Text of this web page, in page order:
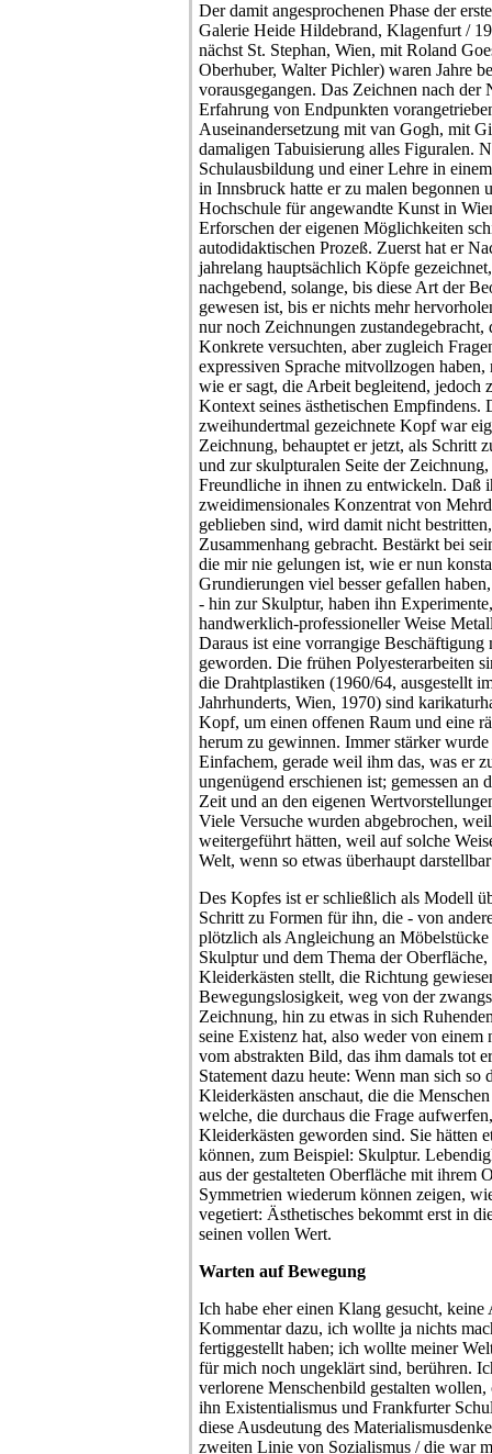
Der damit angesprochenen Phase der
Galerie Heide Hildebrand, Klagenfurt /
nächst St. Stephan, Wien, mit Roland
Oberhuber, Walter Pichler) waren Jahre
vorausgegangen. Das Zeichnen nach der
Erfahrung von Endpunkten
Auseinandersetzung mit van Gogh, mit
damaligen Tabuisierung alles Figuralen.
Schulausbildung und einer Lehre in
in Innsbruck hatte er zu malen begonnen
Hochschule für angewandte Kunst in
Erforschen der eigenen Möglichkeiten
autodidaktischen Prozeß. Zuerst hat er
jahrelang hauptsächlich Köpfe
nachgebend, solange, bis diese Art der
gewesen ist, bis er nichts mehr
nur noch Zeichnungen
Konkrete versuchten, aber zugleich
expressiven Sprache mitvollzogen
wie er sagt, die Arbeit begleitend, jedoch
Kontext seines ästhetischen Empfindens.
zweihundertmal gezeichnete Kopf war
Zeichnung, behauptet er jetzt, als Schritt
und zur skulpturalen Seite der Zeichnung,
Freundliche in ihnen zu entwickeln. Daß
zweidimensionales Konzentrat von
geblieben sind, wird damit nicht
Zusammenhang gebracht. Bestärkt bei
die mir nie gelungen ist, wie er nun
Grundierungen viel besser gefallen
- hin zur Skulptur, haben ihn
handwerklich-professioneller Weise
Daraus ist eine vorrangige Beschäftigung
geworden. Die frühen Polyesterarbeiten
die Drahtplastiken (1960/64, ausgestellt
Jahrhunderts, Wien, 1970) sind
Kopf, um einen offenen Raum und eine
herum zu gewinnen. Immer stärker
Einfachem, gerade weil ihm das, was er
ungenügend erschienen ist; gemessen an
Zeit und an den eigenen
Viele Versuche wurden abgebrochen,
weitergeführt hätten, weil auf solche
Welt, wenn so etwas überhaupt
Des Kopfes ist er schließlich als Modell
Schritt zu Formen für ihn, die - von
plötzlich als Angleichung an
Skulptur und dem Thema der
Kleiderkästen stellt, die Richtung
Bewegungslosigkeit, weg von der
Zeichnung, hin zu etwas in sich
seine Existenz hat, also weder von einem
vom abstrakten Bild, das ihm damals tot
Statement dazu heute: Wenn man sich so
Kleiderkästen anschaut, die die
welche, die durchaus die Frage
Kleiderkästen geworden sind. Sie hätten
können, zum Beispiel: Skulptur.
aus der gestalteten Oberfläche mit ihrem
Symmetrien wiederum können zeigen,
vegetiert: Ästhetisches bekommt erst in
seinen vollen Wert.
Warten auf Bewegung
Ich habe eher einen Klang gesucht,
Kommentar dazu, ich wollte ja nichts
fertiggestellt haben; ich wollte meiner
für mich noch ungeklärt sind, berühren.
verlorene Menschenbild gestalten wollen,
ihn Existentialismus und Frankfurter
diese Ausdeutung des
zweiten Linie von Sozialismus / die war